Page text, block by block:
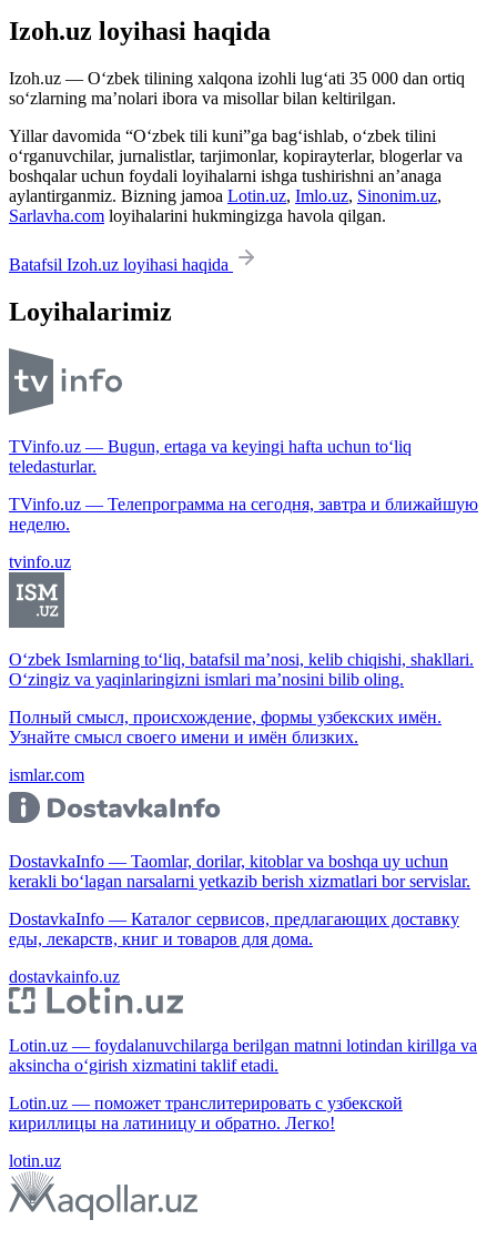
Izoh.uz loyihasi haqida
Izoh.uz — O‘zbek tilining xalqona izohli lug‘ati 35 000 dan ortiq
so‘zlarning ma’nolari ibora va misollar bilan keltirilgan.
Yillar davomida “O‘zbek tili kuni”ga bag‘ishlab, o‘zbek tilini
o‘rganuvchilar, jurnalistlar, tarjimonlar, kopirayterlar, blogerlar va
boshqalar uchun foydali loyihalarni ishga tushirishni an’anaga
aylantirganmiz. Bizning jamoa Lotin.uz, Imlo.uz, Sinonim.uz,
Sarlavha.com loyihalarini hukmingizga havola qilgan.
Batafsil Izoh.uz loyihasi haqida
Loyihalarimiz
TVinfo.uz — Bugun, ertaga va keyingi hafta uchun to‘liq
teledasturlar.
TVinfo.uz — Телепрограмма на сегодня, завтра и ближайшую
неделю.
tvinfo.uz
O‘zbek Ismlarning to‘liq, batafsil ma’nosi, kelib chiqishi, shakllari.
O‘zingiz va yaqinlaringizni ismlari ma’nosini bilib oling.
Полный смысл, происхождение, формы узбекских имён.
Узнайте смысл своего имени и имён близких.
ismlar.com
DostavkaInfo — Taomlar, dorilar, kitoblar va boshqa uy uchun
kerakli bo‘lagan narsalarni yetkazib berish xizmatlari bor servislar.
DostavkaInfo — Каталог сервисов, предлагающих доставку
еды, лекарств, книг и товаров для дома.
dostavkainfo.uz
Lotin.uz — foydalanuvchilarga berilgan matnni lotindan kirillga va
aksincha o‘girish xizmatini taklif etadi.
Lotin.uz — поможет транслитерировать с узбекской
кириллицы на латиницу и обратно. Легко!
lotin.uz